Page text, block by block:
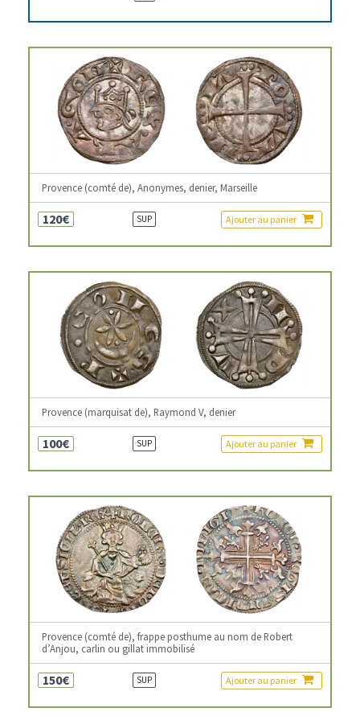
Provence (comté de), Anonymes, denier, Marseille
120€ SUP Ajouter au panier
Provence (marquisat de), Raymond V, denier
100€ SUP Ajouter au panier
Provence (comté de), frappe posthume au nom de Robert
d’Anjou, carlin ou gillat immobilisé
150€ SUP Ajouter au panier